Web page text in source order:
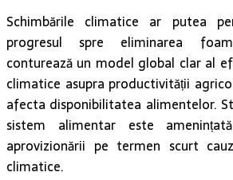
Schimbările climatice ar putea
progresul spre eliminarea
conturează un model global clar al
climatice asupra productivității
afecta disponibilitatea alimentelor.
sistem alimentar este
aprovizionării pe termen scurt
climatice.